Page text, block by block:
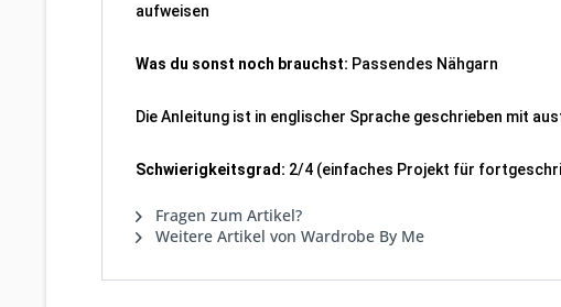
aufweisen
Was du sonst noch brauchst: Passendes Nähgarn
Die Anleitung ist in englischer Sprache geschrieben mit
Schwierigkeitsgrad: 2/4 (einfaches Projekt für
Fragen zum Artikel?
Weitere Artikel von Wardrobe By Me